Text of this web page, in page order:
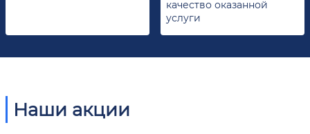
качество оказанной
услуги
Наши акции